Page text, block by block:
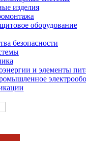
изделия
оборудование
безопасности
и элементы